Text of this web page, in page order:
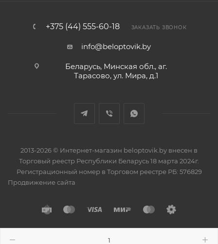
+375 (44) 555-60-18 ЗАКАЗАТЬ ЗВОНОК
info@beloptovik.by
Беларусь, Минская обл., аг.
Тарасово, ул. Мира, д.1
2013-2026 © Интернет-магазин beloptovik.by внесен в
Торговый реестр Республики Беларусь 18 марта 2024г.
Регистрационный номер в Торговом реестре РБ: 576829
Продвижение сайта
Разработано в